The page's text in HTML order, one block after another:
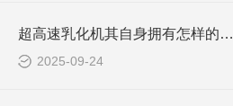
超高速乳化机其自身拥有怎样的功能呢？
2025-09-24